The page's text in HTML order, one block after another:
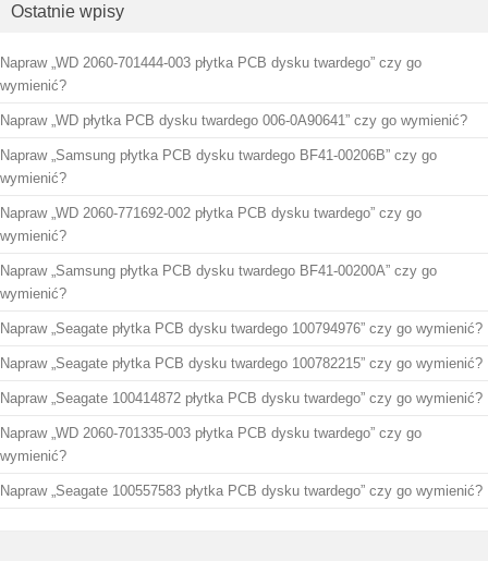
Ostatnie wpisy
Napraw „WD 2060-701444-003 płytka PCB dysku twardego” czy go
wymienić?
Napraw „WD płytka PCB dysku twardego 006-0A90641” czy go wymienić?
Napraw „Samsung płytka PCB dysku twardego BF41-00206B” czy go
wymienić?
Napraw „WD 2060-771692-002 płytka PCB dysku twardego” czy go
wymienić?
Napraw „Samsung płytka PCB dysku twardego BF41-00200A” czy go
wymienić?
Napraw „Seagate płytka PCB dysku twardego 100794976” czy go wymienić?
Napraw „Seagate płytka PCB dysku twardego 100782215” czy go wymienić?
Napraw „Seagate 100414872 płytka PCB dysku twardego” czy go wymienić?
Napraw „WD 2060-701335-003 płytka PCB dysku twardego” czy go
wymienić?
Napraw „Seagate 100557583 płytka PCB dysku twardego” czy go wymienić?